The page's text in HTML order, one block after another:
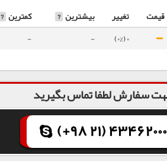
قیمت تغییر بیشترین ? کمترین ?
0 (0%)
-
-
سفارش لطفا تماس بگیرید
(+98 21) 43462000